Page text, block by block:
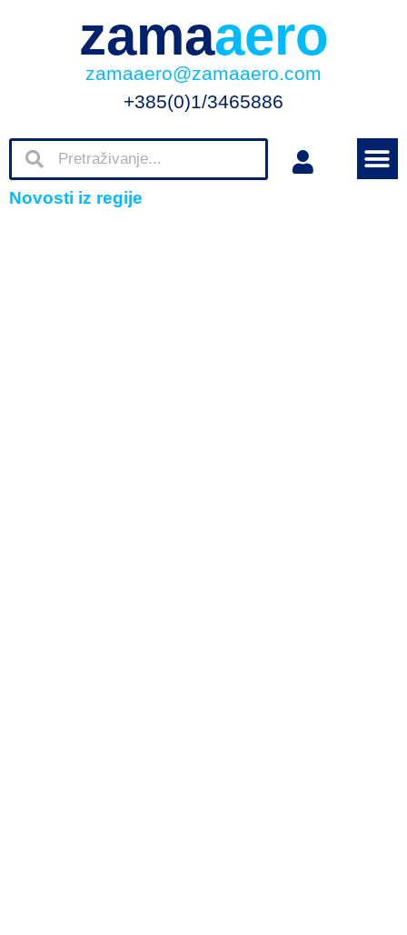
zamaaero
zamaaero@zamaaero.com
+385(0)1/3465886
Novosti iz regije